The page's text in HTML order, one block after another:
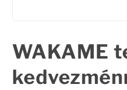
WAKAME